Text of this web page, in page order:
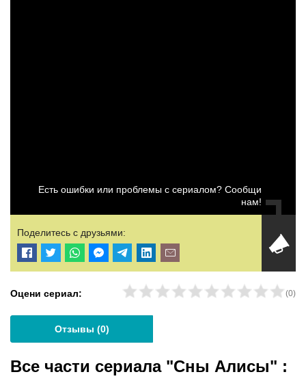
Есть ошибки или проблемы с сериалом? Сообщи
нам!
Поделитесь с друзьями:
Оцени сериал: (0)
Отзывы (0)
Все части сериала "Сны Алисы" :